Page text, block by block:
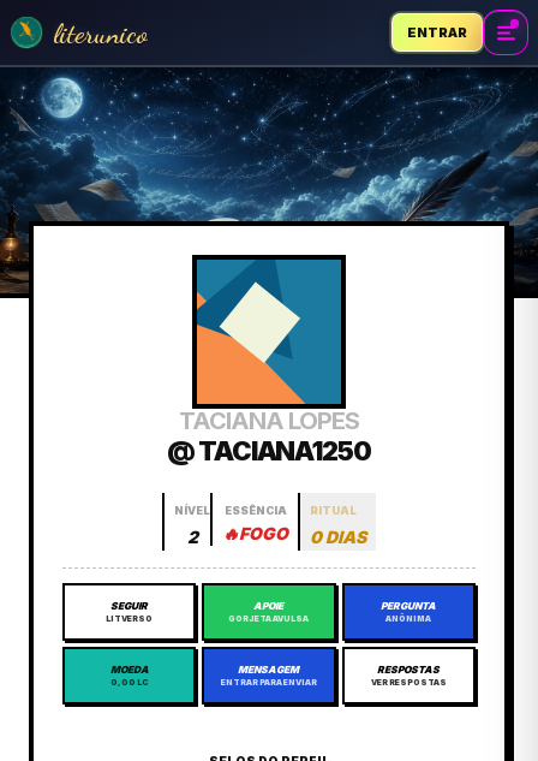
literunico ENTRAR
TACIANA LOPES
@ TACIANA1250
NÍVEL
2
ESSÊNCIA
🔥FOGO
RITUAL
0 DIAS
SEGUIR
LITVERSO
APOIE
GORJETA AVULSA
PERGUNTA
ANÔNIMA
MOEDA
0,00 LC
MENSAGEM
ENTRAR PARA ENVIAR
RESPOSTAS
VER RESPOSTAS